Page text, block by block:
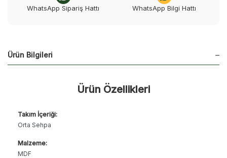
WhatsApp Sipariş Hattı WhatsApp Bilgi Hattı
Ürün Bilgileri
Ürün Özellikleri
Takım İçeriği:
Orta Sehpa
Malzeme:
MDF